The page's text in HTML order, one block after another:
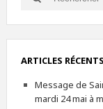
ARTICLES RÉCENTS
Message de
mardi 24 mai à